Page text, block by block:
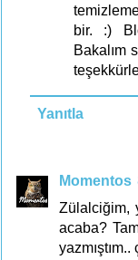
bir. :)
Bakalım
Yanıtla
Momentos
Zülalciğim,
acaba?